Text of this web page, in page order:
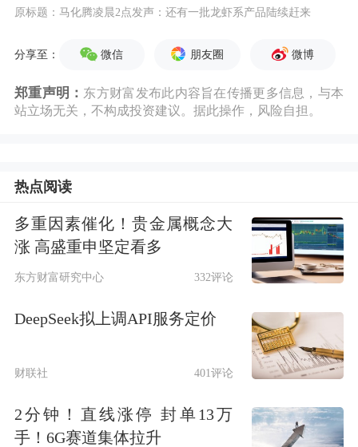
原标题：马化腾凌晨2点发声：还有一批龙虾系产品陆续赶来
分享至： 微信 朋友圈 微博
郑重声明： 东方财富发布此内容旨在传播更多信息，与本
站立场无关，不构成投资建议。据此操作，风险自担。
热点阅读
多重因素催化！贵金属概念大
涨 高盛重申坚定看多
东方财富研究中心 332评论
DeepSeek拟上调API服务定价
财联社 401评论
2分钟！直线涨停 封单13万
手！6G赛道集体拉升